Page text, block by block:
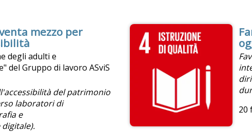
mezzo per
degli adulti e
del Gruppo di lavoro ASviS
del patrimonio
laboratori di
e
20